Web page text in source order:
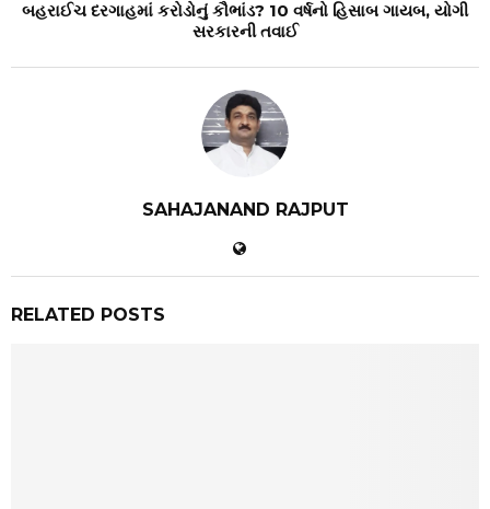
બહરાઈચ દરગાહમાં કરોડોનું કૌભાંડ? 10 વર્ષનો હિસાબ ગાયબ, યોગી
સરકારની તવાઈ
SAHAJANAND RAJPUT
RELATED POSTS